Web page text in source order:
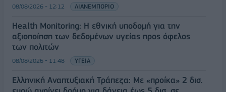
08/08/2026 - 12:12 ΛΙΑΝΕΜΠΟΡΙΟ
Health Monitoring: Η εθνική υποδομή για την
αξιοποίηση των δεδομένων υγείας προς όφελος
των πολιτών
08/08/2026 - 11:48 ΥΓΕΙΑ
Ελληνική Αναπτυξιακή Τράπεζα: Με «προίκα» 2 δισ.